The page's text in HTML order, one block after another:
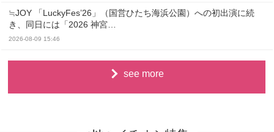
≒JOY 「LuckyFes’26」（国営ひたち海浜公園）への初出演に続
き、同日には「2026 神宮…
2026-08-09 15:46
see more